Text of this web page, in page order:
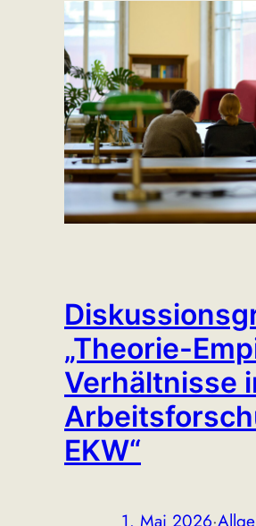
„Theorie-
Verhältnisse
EKW“
1. Mai 2026·